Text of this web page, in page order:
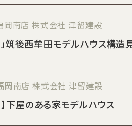
岡南店 株式会社 津留建設
筑後西牟田モデルハウス構造
岡南店 株式会社 津留建設
】下屋のある家モデルハ